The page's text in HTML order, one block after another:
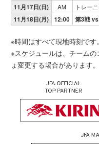
11月17日(日)
AM トレー
11月18日(月) 12:00 第3戦
※時間はすべて現地時刻です。
※スケジュールは、チーム
ょ変更する場合があります。
JFA OFFICIAL
TOP PARTNER
JFA